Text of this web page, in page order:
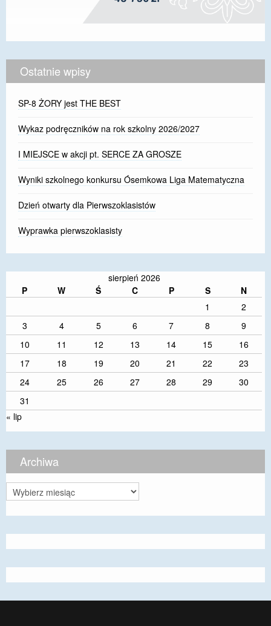
Ostatnie wpisy
SP-8 ŻORY jest THE BEST
Wykaz podręczników na rok szkolny 2026/2027
I MIEJSCE w akcji pt. SERCE ZA GROSZE
Wyniki szkolnego konkursu Ósemkowa Liga Matematyczna
Dzień otwarty dla Pierwszoklasistów
Wyprawka pierwszoklasisty
sierpień 2026
P
W Ś C P S
N
1
2
3
4 5 6 7 8
9
10
11 12 13 14 15
16
17
18 19 20 21 22
23
24
25 26 27 28 29
30
31
« lip
Archiwa
Archiwa